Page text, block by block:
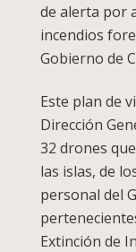
de alerta por
incendios
Gobierno de
Este plan de
Dirección
32 drones
las islas, de
personal del
Extinción de